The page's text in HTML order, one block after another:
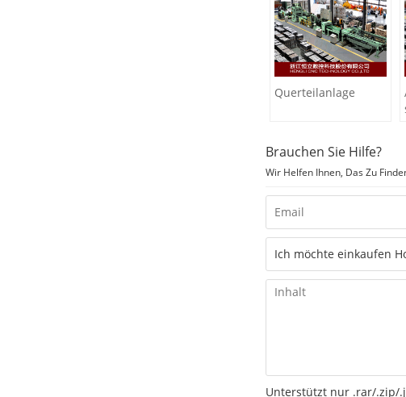
Querteilanlage
Brauchen Sie Hilfe?
Wir Helfen Ihnen, Das Zu
Unterstützt nur .rar/.zip/